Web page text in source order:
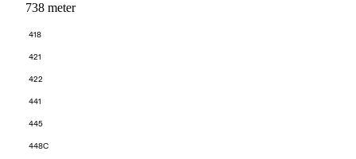
738 meter
418
421
422
441
445
448C